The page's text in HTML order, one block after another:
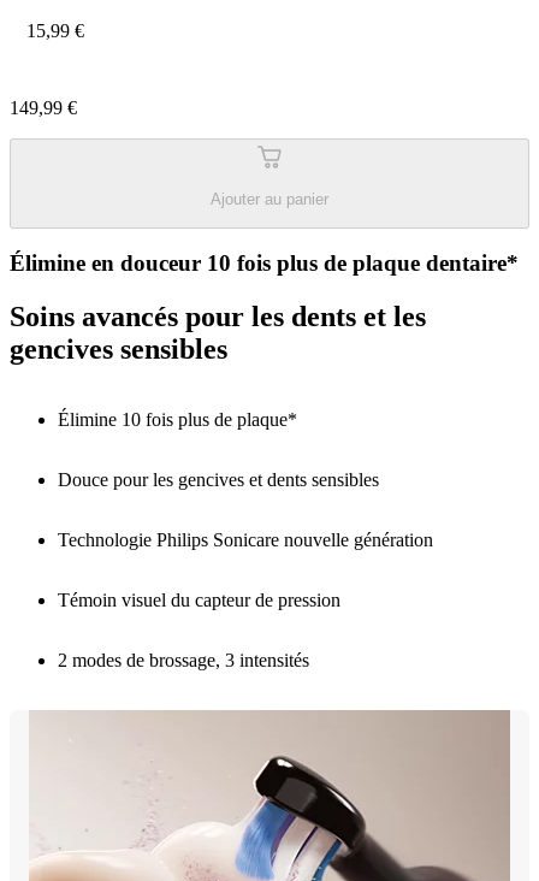
15,99 €
149,99 €
Ajouter au panier
Élimine en douceur 10 fois plus de plaque dentaire*
Soins avancés pour les dents et les
gencives sensibles
Élimine 10 fois plus de plaque*
Douce pour les gencives et dents sensibles
Technologie Philips Sonicare nouvelle génération
Témoin visuel du capteur de pression
2 modes de brossage, 3 intensités